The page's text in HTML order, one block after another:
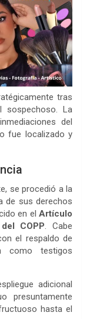
tras
sospechoso. La
del
fue localizado y
se procedió a la
de sus derechos
en el Artículo
COPP. Cabe
el respaldo de
como testigos
adicional
presuntamente
hasta el